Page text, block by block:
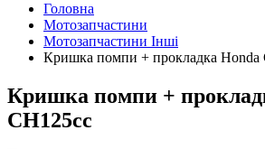
Головна
Мотозапчастини
Мотозапчастини Інші
Кришка помпи + прокладка Honda
Кришка помпи +
СH125cc